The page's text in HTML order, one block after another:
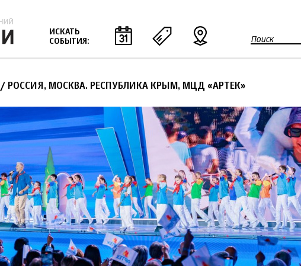
ИСКАТЬ
СОБЫТИЯ:
м
а
п
о
и
с
к
а
Поиск
/ РОССИЯ, МОСКВА. РЕСПУБЛИКА КРЫМ, МЦД «АРТЕК»